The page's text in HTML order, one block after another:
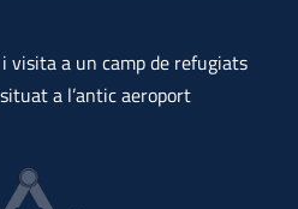
visita a un camp de refugiats
a l’antic aeroport